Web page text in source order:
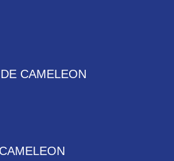
CAMELEON